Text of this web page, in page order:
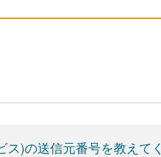
)の送信元番号を教えてく